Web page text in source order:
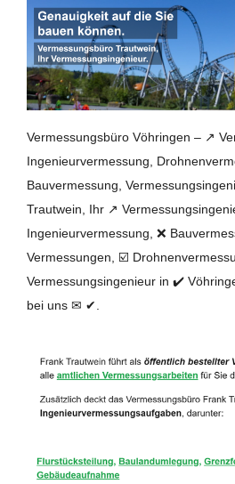
Vermessungsbüro Vöhringen – ↗️
Ingenieurvermessung,
Bauvermessung,
Trautwein, Ihr ↗️
Ingenieurvermessung, ❌
Vermessungen, ☑️
Vermessungsingenieur in ✔️
bei uns ✉ ✔.